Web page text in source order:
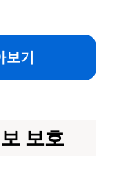
기
보호